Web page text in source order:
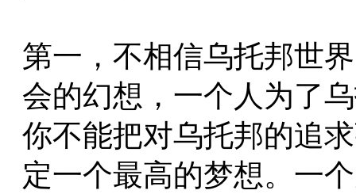
第一，不相信乌托邦世
会的幻想，一个人为了
你不能把对乌托邦的追
定一个最高的梦想。一